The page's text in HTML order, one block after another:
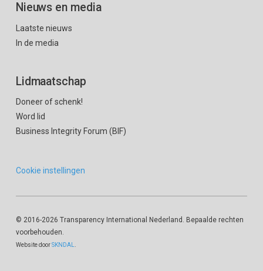
Nieuws en media
Laatste nieuws
In de media
Lidmaatschap
Doneer of schenk!
Word lid
Business Integrity Forum (BIF)
Cookie instellingen
© 2016-2026 Transparency International Nederland. Bepaalde rechten
voorbehouden.
Website doorSKNDAL